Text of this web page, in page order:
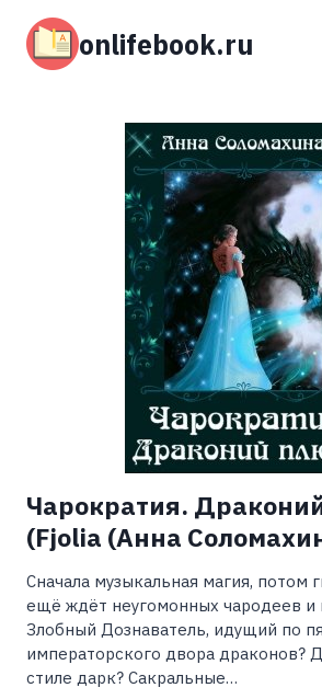
содержимомуonlifebook.ru
Чарократия.
(Fjolia (Анна
Сначала музыкальная магия, потом
ещё ждёт неугомонных чародеев и
Злобный Дознаватель, идущий по
императорского двора драконов?
стиле дарк? Сакральные…